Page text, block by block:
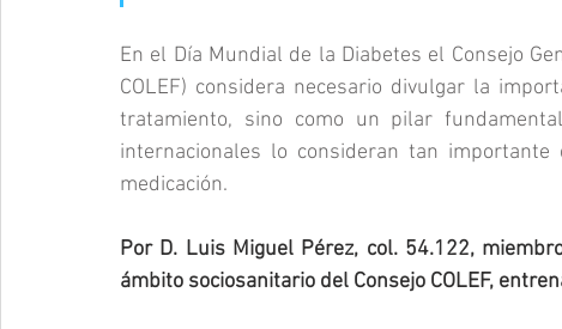
En el Día Mundial de la Diabetes el Consejo
COLEF) considera necesario divulgar la
tratamiento, sino como un pilar
internacionales lo consideran tan
medicación.
Por D. Luis Miguel Pérez, col. 54.122,
ámbito sociosanitario del Consejo COLEF,